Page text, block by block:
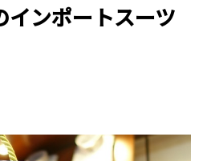
インポートスーツ